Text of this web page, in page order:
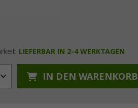
LIEFERBAR IN 2-4 WERKTAGEN
IN DEN WARENKORB